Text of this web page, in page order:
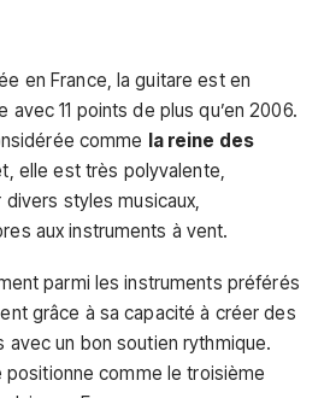
en France, la guitare est en
11 points de plus qu’en 2006.
comme la reine des
elle est très polyvalente,
styles musicaux,
aux instruments à vent.
parmi les instruments préférés
grâce à sa capacité à créer des
avec un bon soutien rythmique.
positionne comme le troisième